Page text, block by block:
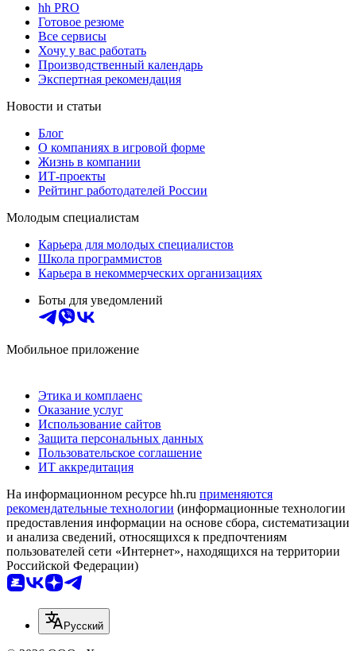
hh PRO
Готовое резюме
Все сервисы
Хочу у вас работать
Производственный календарь
Экспертная рекомендация
Новости и статьи
Блог
О компаниях в игровой форме
Жизнь в компании
ИТ-проекты
Рейтинг работодателей России
Молодым специалистам
Карьера для молодых специалистов
Школа программистов
Карьера в некоммерческих организациях
Боты для уведомлений
Мобильное приложение
Этика и комплаенс
Оказание услуг
Использование сайтов
Защита персональных данных
Пользовательское соглашение
ИТ аккредитация
На информационном ресурсе hh.ru применяются
рекомендательные технологии (информационные технологии
предоставления информации на основе сбора, систематизации
и анализа сведений, относящихся к предпочтениям
пользователей сети «Интернет», находящихся на территории
Российской Федерации)
Русский